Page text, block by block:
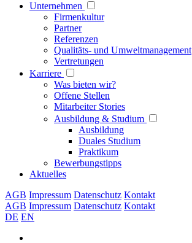
Unternehmen
Firmenkultur
Partner
Referenzen
Qualitäts- und Umweltmanagement
Vertretungen
Karriere
Was bieten wir?
Offene Stellen
Mitarbeiter Stories
Ausbildung & Studium
Ausbildung
Duales Studium
Praktikum
Bewerbungstipps
Aktuelles
AGB Impressum Datenschutz Kontakt
AGB Impressum Datenschutz Kontakt
DE EN